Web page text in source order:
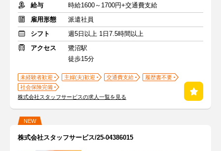
給与
時給1600～1700円+交通費支給
雇用形態
派遣社員
シフト
週5日以上 1日7.5時間以上
アクセス
鷺沼駅
徒歩15分
未経験者歓迎 主婦(夫)歓迎 交通費支給
履歴書不要
社会保険完備
株式会社スタッフサービスの求人一覧を見る
NEW
株式会社スタッフサービス/25-04386015